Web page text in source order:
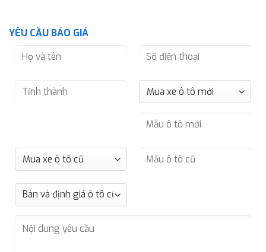
YÊU CẦU BÁO GIÁ